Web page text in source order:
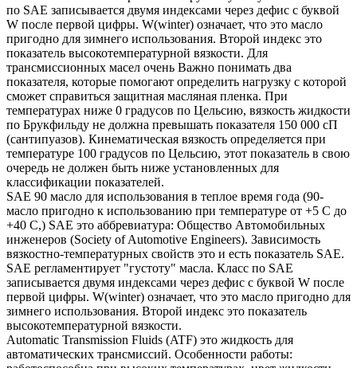
по SAE записывается двумя индексами через дефис с буквой
W после первой цифры. W(winter) означает, что это масло
пригодно для зимнего использования. Второй индекс это
показатель высокотемпературной вязкости. Для
трансмиссионных масел очень Важно понимать два
показателя, которые помогают определить нагрузку с которой
сможет справиться защитная масляная пленка. При
температурах ниже 0 градусов по Цельсию, вязкость жидкости
по Брукфильду не должна превышать показателя 150 000 сП
(сантипуазов). Кинематическая вязкость определяется при
температуре 100 градусов по Цельсию, этот показатель в свою
очередь не должен быть ниже установленных для
классификации показателей.
SAE 90 масло для использования в теплое время года (90-
масло пригодно к использованию при температуре от +5 С до
+40 С,) SAE это аббревиатура: Общество Автомобильных
инженеров (Society of Automotive Engineers). Зависимость
вязкостно-температурных свойств это и есть показатель SAE.
SAE регламентирует "густоту" масла. Класс по SAE
записывается двумя индексами через дефис с буквой W после
первой цифры. W(winter) означает, что это масло пригодно для
зимнего использования. Второй индекс это показатель
высокотемпературной вязкости.
Automatic Transmission Fluids (ATF) это жидкость для
автоматических трансмиссий. Особенности работы: